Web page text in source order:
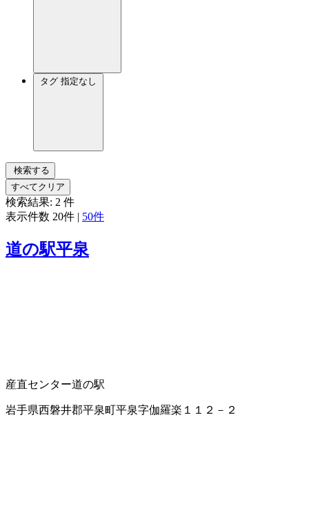
タグ 指定なし
検索する
すべてクリア
検索結果: 2 件
表示件数 20件 | 50件
道の駅平泉
産直センター道の駅
岩手県西磐井郡平泉町平泉字伽羅楽１１２－２